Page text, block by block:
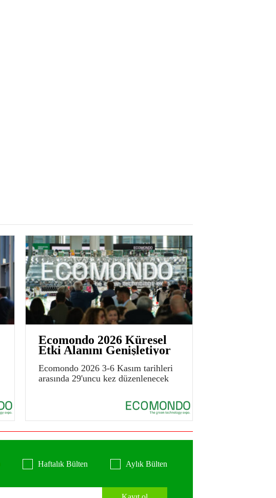
Ecomondo 2026 Küresel
Etki Alanını Genişletiyor
Ecomondo 2026 3-6 Kasım tarihleri
arasında 29'uncu kez düzenlenecek
Haftalık Bülten Aylık Bülten